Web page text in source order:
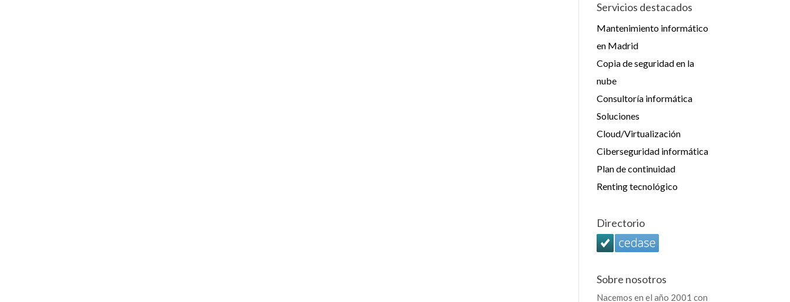
Servicios destacados
Mantenimiento informático
en Madrid
Copia de seguridad en la
nube
Consultoría informática
Soluciones
Cloud/Virtualización
Ciberseguridad informática
Plan de continuidad
Renting tecnológico
Directorio
Sobre nosotros
Nacemos en el año 2001 con